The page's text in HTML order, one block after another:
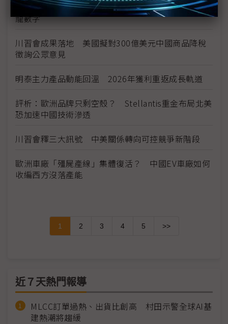
川普關稅再退款206億美元 CBP同步修正兩週前烏
龍數字
川習會成果落地 美國擬對300億美元中國商品降稅
徵詢公眾意見
明泰主力產品動能回溫 2026年獲利重返成長軌道
評析：歐洲品牌只剩空殼？ Stellantis重金布局北美
恐加速中國技術滲透
川習會釋三大訊號 中美關係轉向可控競爭新階段
歐洲車廠「殭屍產線」集體復活？ 中國EV車廠如何
收編西方沒落產能
1 2 3 4 5 >>
近７天熱門報導
MLCC訂單過熱、出貨比創高 村田示警全球AI基
建熱潮將趨緩